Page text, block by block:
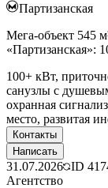
Партизанская
Мега-объект 545
«Партизанская»:
100+ кВт,
санузлы с
охранная
место, развитая
Контакты
Написать
31.07.2026 ID
Агентство